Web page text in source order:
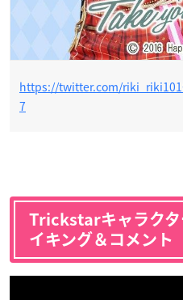
https://twitter.com/
7
Trickstarキャラクタ
イキング＆コメント